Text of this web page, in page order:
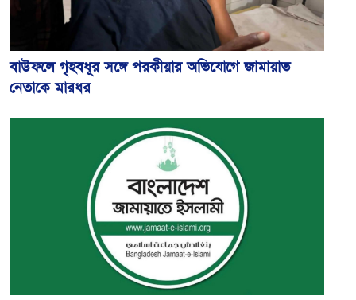
বাউফলে গৃহবধূর সঙ্গে পরকীয়ার অভিযোগে জামায়াত
নেতাকে মারধর